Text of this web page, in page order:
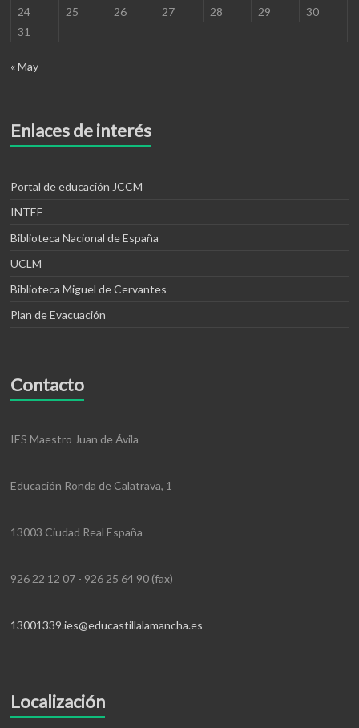
24
25 26 27 28 29
30
31
« May
Enlaces de interés
Portal de educación JCCM
INTEF
Biblioteca Nacional de España
UCLM
Biblioteca Miguel de Cervantes
Plan de Evacuación
Contacto
IES Maestro Juan de Ávila
Educación Ronda de Calatrava, 1
13003 Ciudad Real España
926 22 12 07 - 926 25 64 90 (fax)
13001339.ies@educastillalamancha.es
Localización